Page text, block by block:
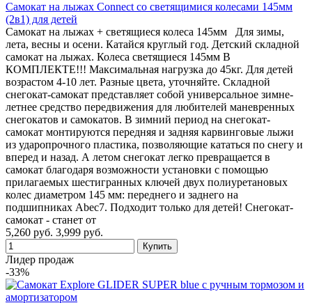
Самокат на лыжах Connect со светящимися колесами 145мм
(2в1) для детей
Самокат на лыжах + светящиеся колеса 145мм Для зимы,
лета, весны и осени. Катайся круглый год. Детский складной
самокат на лыжах. Колеса светящиеся 145мм В
КОМПЛЕКТЕ!!! Максимальная нагрузка до 45кг. Для детей
возрастом 4-10 лет. Разные цвета, уточняйте. Складной
снегокат-самокат представляет собой универсальное зимне-
летнее средство передвижения для любителей маневренных
снегокатов и самокатов. В зимний период на снегокат-
самокат монтируются передняя и задняя карвинговые лыжи
из ударопрочного пластика, позволяющие кататься по снегу и
вперед и назад. А летом снегокат легко превращается в
самокат благодаря возможности установки с помощью
прилагаемых шестигранных ключей двух полиуретановых
колес диаметром 145 мм: переднего и заднего на
подшипниках Abec7. Подходит только для детей! Снегокат-
самокат - станет от
5,260 руб. 3,999 руб.
Лидер продаж
-33%